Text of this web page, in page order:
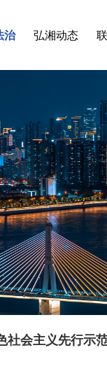
治 弘湘动态
社会主义先行示